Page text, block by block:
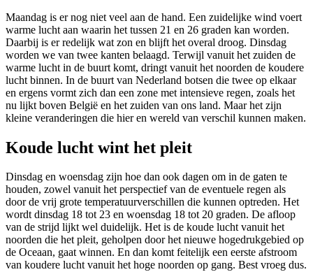
Maandag is er nog niet veel aan de hand. Een zuidelijke wind voert
warme lucht aan waarin het tussen 21 en 26 graden kan worden.
Daarbij is er redelijk wat zon en blijft het overal droog. Dinsdag
worden we van twee kanten belaagd. Terwijl vanuit het zuiden de
warme lucht in de buurt komt, dringt vanuit het noorden de koudere
lucht binnen. In de buurt van Nederland botsen die twee op elkaar
en ergens vormt zich dan een zone met intensieve regen, zoals het
nu lijkt boven België en het zuiden van ons land. Maar het zijn
kleine veranderingen die hier en wereld van verschil kunnen maken.
Koude lucht wint het pleit
Dinsdag en woensdag zijn hoe dan ook dagen om in de gaten te
houden, zowel vanuit het perspectief van de eventuele regen als
door de vrij grote temperatuurverschillen die kunnen optreden. Het
wordt dinsdag 18 tot 23 en woensdag 18 tot 20 graden. De afloop
van de strijd lijkt wel duidelijk. Het is de koude lucht vanuit het
noorden die het pleit, geholpen door het nieuwe hogedrukgebied op
de Oceaan, gaat winnen. En dan komt feitelijk een eerste afstroom
van koudere lucht vanuit het hoge noorden op gang. Best vroeg dus.